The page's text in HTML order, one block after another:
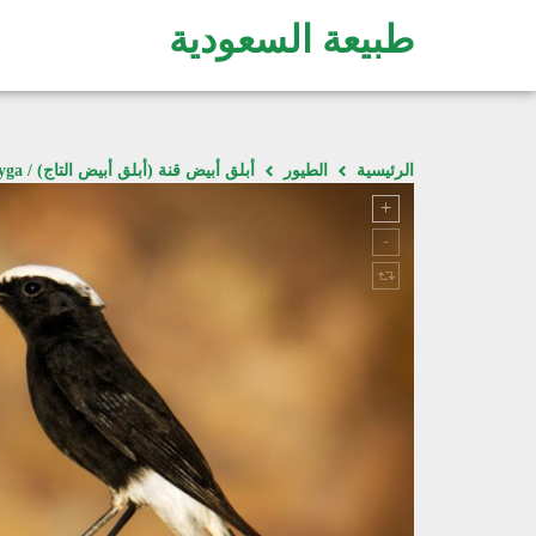
طبيعة السعودية
الرئيسية الطيور أبلق أبيض قنة (أبلق أبيض التاج) / Oenanthe leucopyga